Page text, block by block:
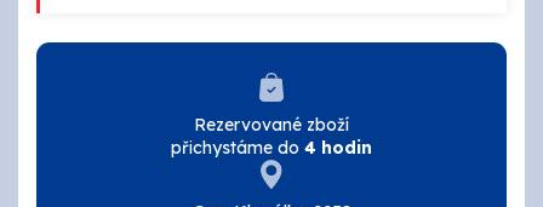
AUTOMOTIVE
Technické kapaliny
Rezervované zboží
přichystáme do 4 hodin